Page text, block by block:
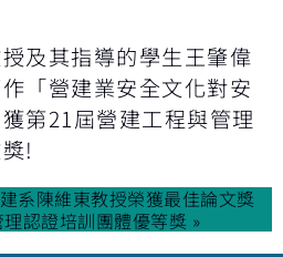
及其指導的學生王肇偉
「營建業安全文化對安
第21屆營建工程與管理
!
系陳維東教授榮獲最佳論文獎
認證培訓團體優等獎 »